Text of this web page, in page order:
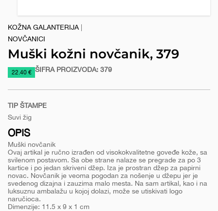
KOŽNA GALANTERIJA
NOVČANICI
Muški kožni novčanik, 379
https://www.macinkovic.rs/reklamni-
novcanik-
379
22.40 € ŠIFRA PROIZVODA: 379
TIP ŠTAMPE
Suvi žig
OPIS
Muški novčanik
Ovaj artikal je ručno izrađen od visokokvalitetne goveđe kože, sa
svilenom postavom. Sa obe strane nalaze se pregrade za po 3
kartice i po jedan skriveni džep. Iza je prostran džep za papirni
novac. Novčanik je veoma pogodan za nošenje u džepu jer je
svedenog dizajna i zauzima malo mesta. Na sam artikal, kao i na
luksuznu ambalažu u kojoj dolazi, može se utiskivati logo
naručioca.
Dimenzije: 11.5 x 9 x 1 cm